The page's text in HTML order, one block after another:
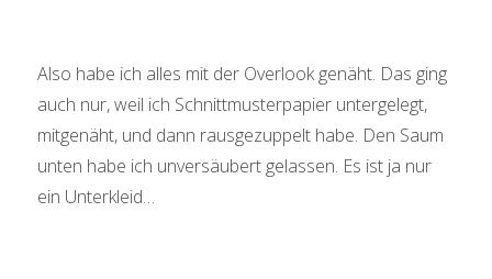
Also habe ich alles mit der Overlook genäht. Das ging
auch nur, weil ich Schnittmusterpapier untergelegt,
mitgenäht, und dann rausgezuppelt habe. Den Saum
unten habe ich unversäubert gelassen. Es ist ja nur
ein Unterkleid…